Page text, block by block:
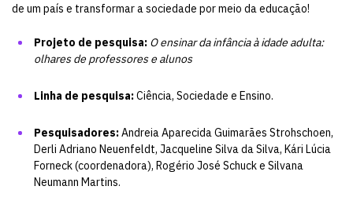
de um país e transformar a sociedade por meio da educação!
Projeto de pesquisa: O ensinar da infância à idade adulta:
olhares de professores e alunos
Linha de pesquisa:Ciência, Sociedade e Ensino.
Pesquisadores:Andreia Aparecida Guimarães Strohschoen,
Derli Adriano Neuenfeldt, Jacqueline Silva da Silva, Kári Lúcia
Forneck (coordenadora), Rogério José Schuck e Silvana
Neumann Martins.